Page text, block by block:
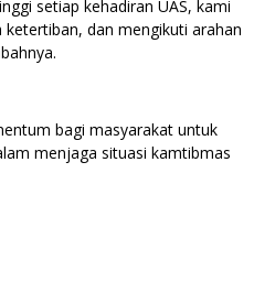
setiap kehadiran UAS, kami
dan mengikuti arahan
bagi masyarakat untuk
menjaga situasi kamtibmas